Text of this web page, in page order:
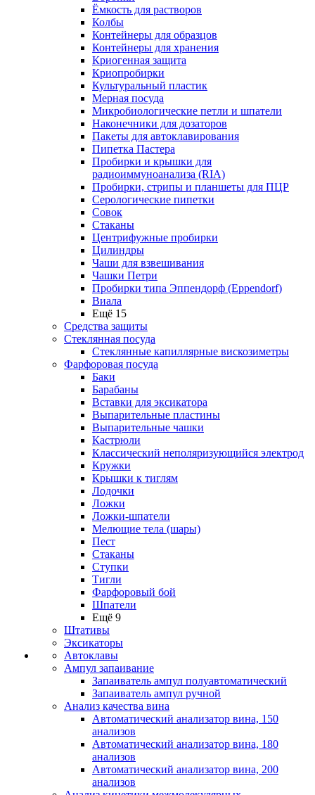
Ёмкость для растворов
Колбы
Контейнеры для образцов
Контейнеры для хранения
Криогенная защита
Криопробирки
Культуральный пластик
Мерная посуда
Микробиологические петли и шпатели
Наконечники для дозаторов
Пакеты для автоклавирования
Пипетка Пастера
Пробирки и крышки для
радиоиммуноанализа (RIA)
Пробирки, стрипы и планшеты для ПЦР
Серологические пипетки
Совок
Стаканы
Центрифужные пробирки
Цилиндры
Чаши для взвешивания
Чашки Петри
Пробирки типа Эппендорф (Eppendorf)
Виала
Ещё 15
Средства защиты
Стеклянная посуда
Стеклянные капиллярные вискозиметры
Фарфоровая посуда
Баки
Барабаны
Вставки для эксикатора
Выпарительные пластины
Выпарительные чашки
Кастрюли
Классический неполяризующийся электрод
Кружки
Крышки к тиглям
Лодочки
Ложки
Ложки-шпатели
Мелющие тела (шары)
Пест
Стаканы
Ступки
Тигли
Фарфоровый бой
Шпатели
Ещё 9
Штативы
Эксикаторы
Автоклавы
Ампул запаивание
Запаиватель ампул полуавтоматический
Запаиватель ампул ручной
Анализ качества вина
Автоматический анализатор вина, 150
анализов
Автоматический анализатор вина, 180
анализов
Автоматический анализатор вина, 200
анализов